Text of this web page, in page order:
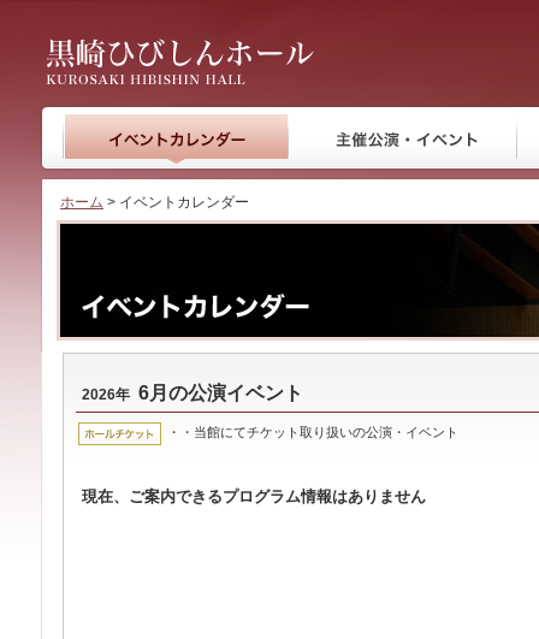
黒崎ひびしんホール
ホーム > イベントカレンダー
2026年 6月の公演イベント
・・当館にてチケット取り扱いの公演・イベント
現在、ご案内できるプログラム情報はありません